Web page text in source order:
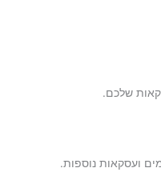
שלכם.
ועסקאות נוספות.